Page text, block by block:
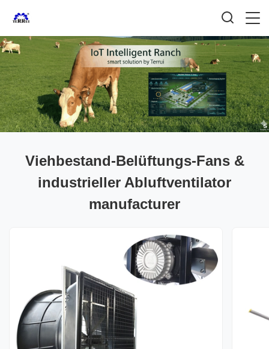
Viehbestand-Belüftungs-Fans &
industrieller Abluftventilator
manufacturer